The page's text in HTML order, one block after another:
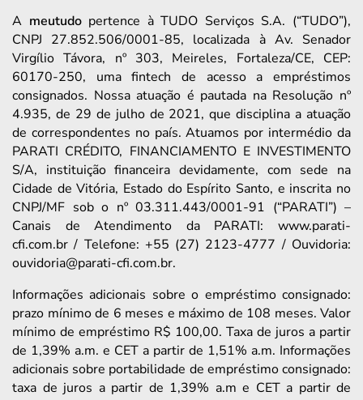
A meutudopertence à TUDO Serviços S.A. (“TUDO”),
CNPJ 27.852.506/0001-85, localizada à Av. Senador
Virgílio Távora, nº 303, Meireles, Fortaleza/CE, CEP:
60170-250, uma fintech de acesso a empréstimos
consignados. Nossa atuação é pautada na Resolução nº
4.935, de 29 de julho de 2021, que disciplina a atuação
de correspondentes no país. Atuamos por intermédio da
PARATI CRÉDITO, FINANCIAMENTO E INVESTIMENTO
S/A, instituição financeira devidamente, com sede na
Cidade de Vitória, Estado do Espírito Santo, e inscrita no
CNPJ/MF sob o nº 03.311.443/0001-91 (“PARATI”) –
Canais de Atendimento da PARATI: www.parati-
cfi.com.br / Telefone: +55 (27) 2123-4777 / Ouvidoria:
ouvidoria@parati-cfi.com.br.
Informações adicionais sobre o empréstimo consignado:
prazo mínimo de 6 meses e máximo de 108 meses. Valor
mínimo de empréstimo R$ 100,00. Taxa de juros a partir
de 1,39% a.m. e CET a partir de 1,51% a.m. Informações
adicionais sobre portabilidade de empréstimo consignado:
taxa de juros a partir de 1,39% a.m e CET a partir de